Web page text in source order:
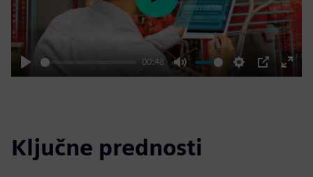
Play
00:48
Mute Settings
PIP
Enter
Play
Ključne prednosti